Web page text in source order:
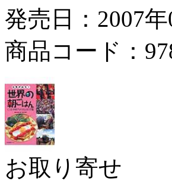
発売日：2007年
商品コード：
お取り寄せ